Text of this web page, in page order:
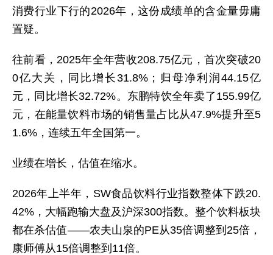
消费行业下行的2026年，这份成绩单的含金量毋庸
置疑。
往前看，2025年全年营收208.75亿元，首次突破20
0亿大关，同比增长31.8%；归母净利润44.15亿
元，同比增长32.72%。东鹏特饮全年卖了155.99亿
元，在能量饮料市场的销售量占比从47.9%提升至5
1.6%，连续五年全国第一。
业绩在增长，估值在缩水。
2026年上半年，SW食品饮料行业指数整体下跌20.
42%，大幅跑输大盘及沪深300指数。整个饮料板块
都在杀估值——农夫山泉的PE从35倍调整到25倍，
康师傅从15倍调整到11倍。